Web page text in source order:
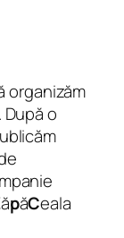
organizăm
o
ăpăCeala